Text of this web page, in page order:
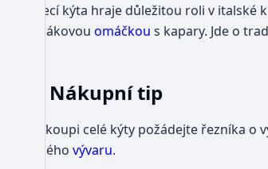
Telecí kýta hraje důležitou roli v italské
tuňákovou omáčkou s kapary. Jde o
Nákupní tip
Při koupi celé kýty požádejte řezníka
silného vývaru.